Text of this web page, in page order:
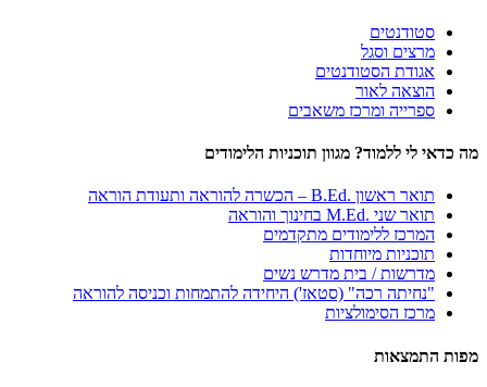
סטודנטים
מרצים וסגל
אגודת הסטודנטים
הוצאה לאור
ספרייה ומרכז משאבים
מה כדאי לי ללמוד? מגוון תוכניות הלימודים
תואר ראשון .B.Ed – הכשרה להוראה ותעודת הוראה
תואר שני .M.Ed בחינוך והוראה
המרכז ללימודים מתקדמים
תוכניות מיוחדות
מדרשות / בית מדרש נשים
"נחיתה רכה" (סטאז') היחידה להתמחות וכניסה להוראה
מרכז הסימולציות​
מפות התמצאות